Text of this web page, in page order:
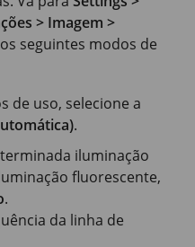
> Imagem >
seguintes modos de
de uso, selecione a
.
iluminação
fluorescente,
.
da linha de